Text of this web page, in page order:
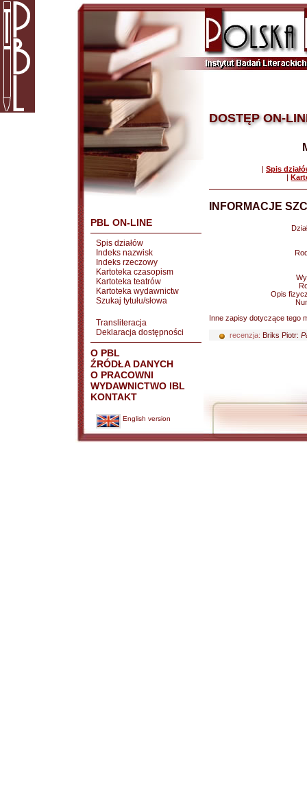
PBL ON-LINE
Spis działów
Indeks nazwisk
Indeks rzeczowy
Kartoteka czasopism
Kartoteka teatrów
Kartoteka wydawnictw
Szukaj tytułu/słowa
Transliteracja
Deklaracja dostępności
O PBL
ŹRÓDŁA DANYCH
O PRACOWNI
WYDAWNICTWO IBL
KONTAKT
English version
DOSTĘP ON-
| Spis
|
INFORMACJE
Opis
Inne zapisy dotyczące tego
recenzja: Briks Piotr: